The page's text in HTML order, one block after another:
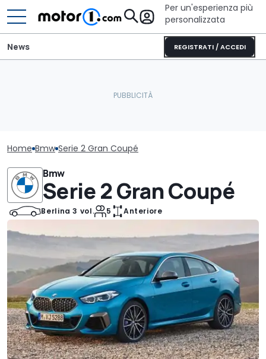
Per un'esperienza più
personalizzata
REGISTRATI / ACCEDI
News
Home Bmw Serie 2 Gran Coupé
Bmw
Serie 2 Gran Coupé
Berlina 3 vol. 5 Anteriore